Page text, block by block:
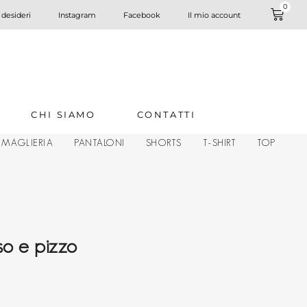
Instagram Facebook Il mio account
0
CHI SIAMO CONTATTI
MAGLIERIA PANTALONI SHORTS T-SHIRT
TOP
e pizzo